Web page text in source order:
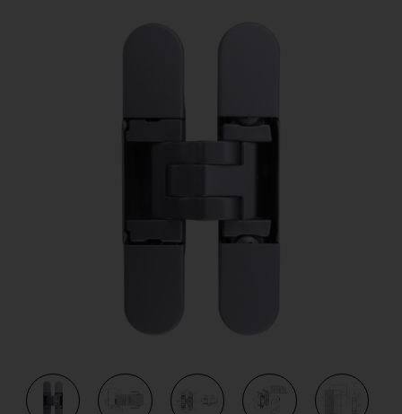
Jauns